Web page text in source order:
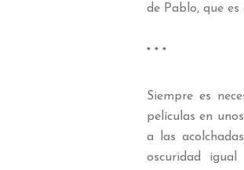
de Pablo, que
* * *
Siempre es
películas en
a las
oscuridad